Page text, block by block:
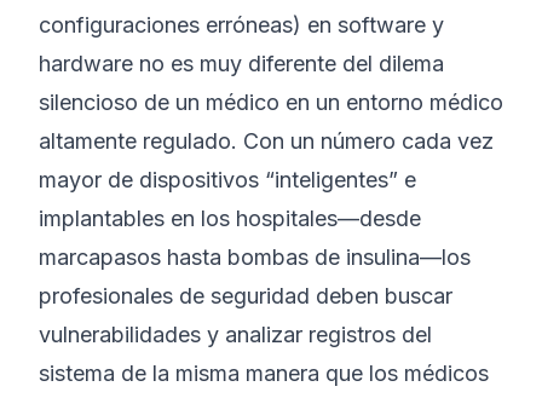
configuraciones erróneas) en software y
hardware no es muy diferente del dilema
silencioso de un médico en un entorno médico
altamente regulado. Con un número cada vez
mayor de dispositivos “inteligentes” e
implantables en los hospitales—desde
marcapasos hasta bombas de insulina—los
profesionales de seguridad deben buscar
vulnerabilidades y analizar registros del
sistema de la misma manera que los médicos